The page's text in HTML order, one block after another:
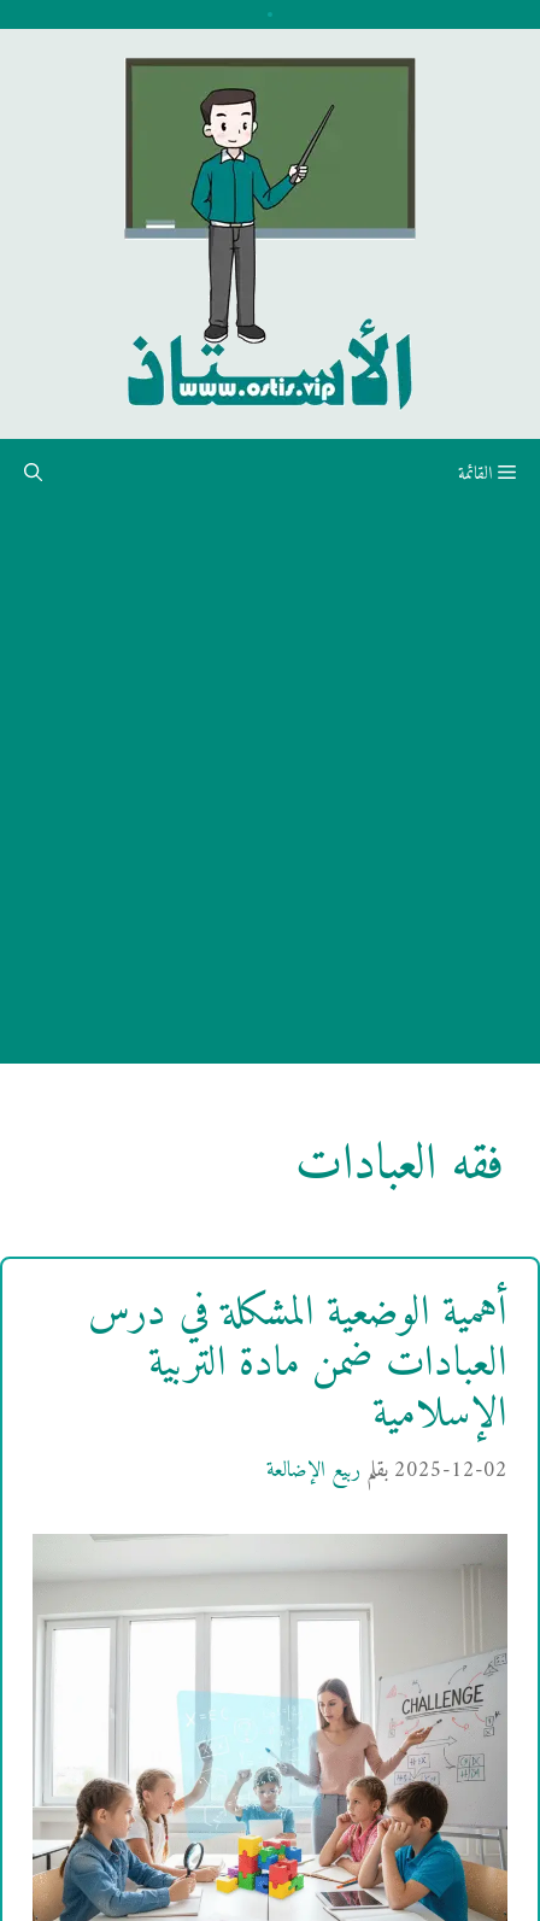
القائمة
فقه العبادات
أهمية الوضعية المشكلة في درس
العبادات ضمن مادة التربية
الإسلامية
2025-12-02بقلم ربيع الإضالعة